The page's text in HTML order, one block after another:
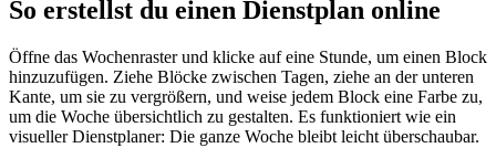
So erstellst du einen Dienstplan online
Öffne das Wochenraster und klicke auf eine Stunde, um einen Block
hinzuzufügen. Ziehe Blöcke zwischen Tagen, ziehe an der unteren
Kante, um sie zu vergrößern, und weise jedem Block eine Farbe zu,
um die Woche übersichtlich zu gestalten. Es funktioniert wie ein
visueller Dienstplaner: Die ganze Woche bleibt leicht überschaubar.